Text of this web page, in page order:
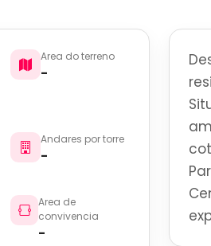
Area do terreno
-
Andares por torre
-
Area de
convivencia
-